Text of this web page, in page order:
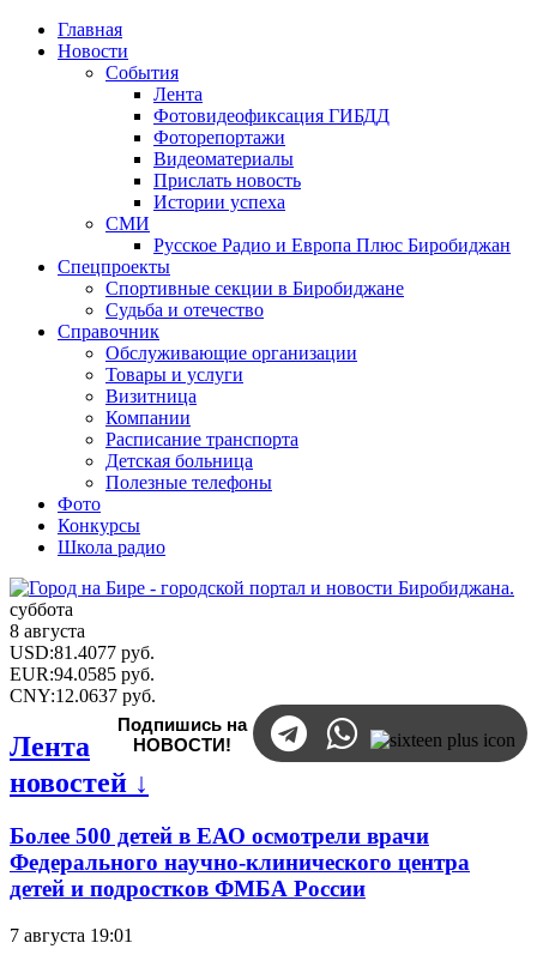
Главная
Новости
События
Лента
Фотовидеофиксация ГИБДД
Фоторепортажи
Видеоматериалы
Прислать новость
Истории успеха
СМИ
Русское Радио и Европа Плюс Биробиджан
Спецпроекты
Спортивные секции в Биробиджане
Судьба и отечество
Справочник
Обслуживающие организации
Товары и услуги
Визитница
Компании
Расписание транспорта
Детская больница
Полезные телефоны
Фото
Конкурсы
Школа радио
суббота
8 августа
USD:81.4077 руб.
EUR:94.0585 руб.
CNY:12.0637 руб.
Подпишись на
НОВОСТИ!
Лента
новостей ↓
Более 500 детей в ЕАО осмотрели врачи
Федерального научно-клинического центра
детей и подростков ФМБА России
7 августа 19:01